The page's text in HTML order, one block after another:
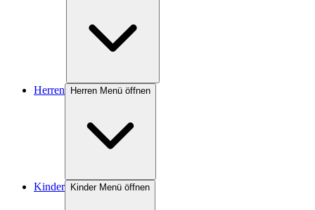
Herren Herren Menü öffnen
Kinder Kinder Menü öffnen